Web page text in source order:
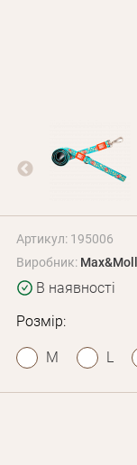
Артикул: 195006
Виробник:
В наявності
Розмір:
M L